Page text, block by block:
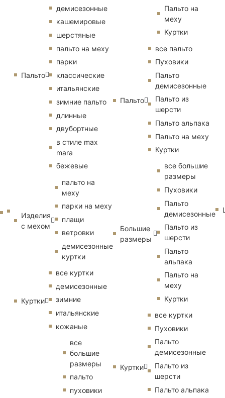
Пальто
демисезонные
кашемировые
шерстяные
пальто на меху
парки
классические
итальянские
зимние пальто
длинные
двубортные
в стиле max
mara
бежевые
Изделия
с мехом
пальто на
меху
парки на меху
плащи
ветровки
демисезонные
куртки
Куртки
все куртки
демисезонные
зимние
итальянские
кожаные
все
большие
размеры
пальто
пуховики
Пальто на
меху
Куртки
Пальто
все пальто
Пуховики
Пальто
демисезонные
Пальто из
шерсти
Пальто альпака
Пальто на меху
Куртки
Большие
размеры
все большие
размеры
Пуховики
Пальто
демисезонные
Пальто из
шерсти
Пальто
альпака
Пальто на
меху
Куртки
Куртки
все куртки
Пуховики
Пальто
демисезонные
Пальто из
шерсти
Пальто альпака